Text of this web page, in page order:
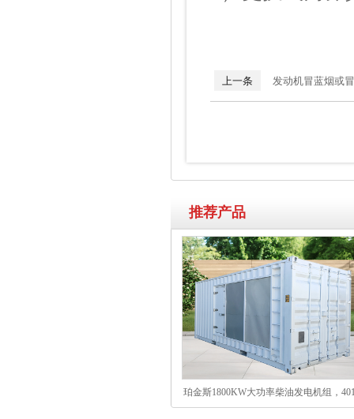
上一条 发动机冒蓝烟或
推荐产品
珀金斯1800KW大功率柴油发电机组，